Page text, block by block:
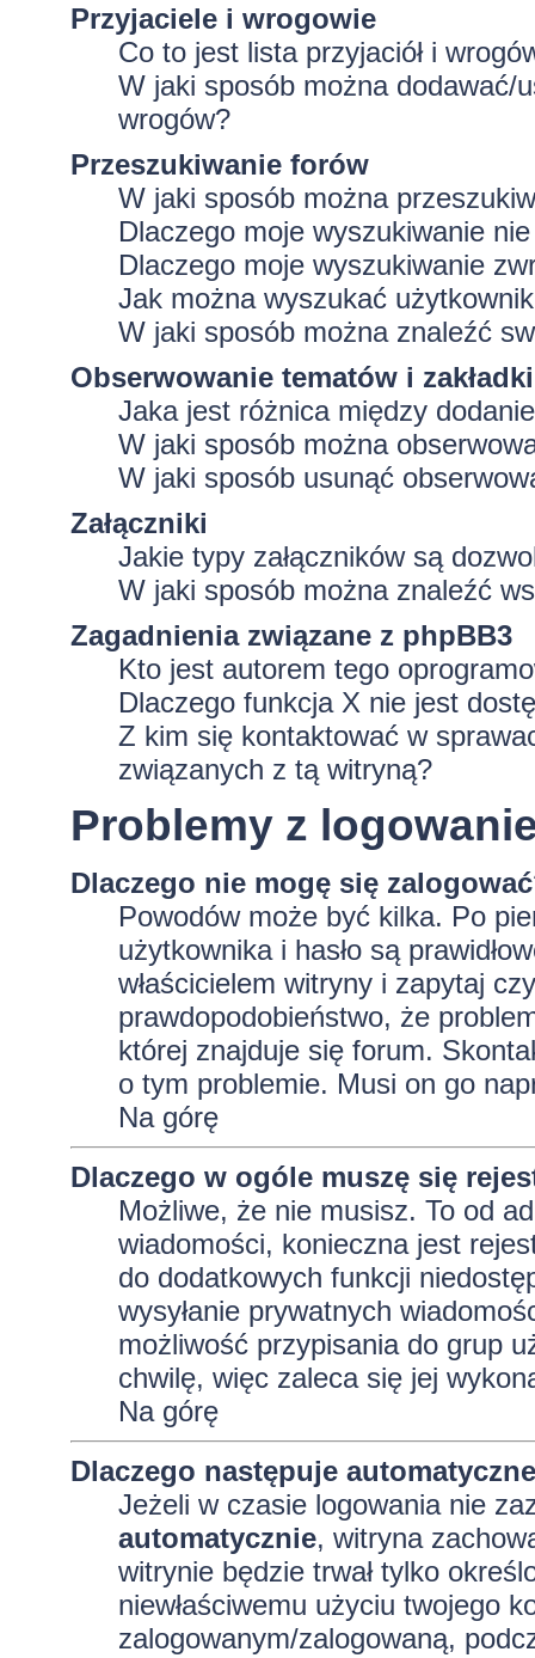
Przyjaciele i wrogowie
Co to jest lista przyjaciół i
W jaki sposób można dodawać/
wrogów?
Przeszukiwanie forów
W jaki sposób można
Dlaczego moje wyszukiwanie
Dlaczego moje wyszukiwanie
Jak można wyszukać
W jaki sposób można znaleźć
Obserwowanie tematów i zakładki
Jaka jest różnica między
W jaki sposób można
W jaki sposób usunąć
Załączniki
Jakie typy załączników są
W jaki sposób można znaleźć
Zagadnienia związane z phpBB3
Kto jest autorem tego
Dlaczego funkcja X nie jest
Z kim się kontaktować w
związanych z tą witryną?
Problemy z
Dlaczego nie mogę się
Powodów może być kilka. Po
użytkownika i hasło są
właścicielem witryny i zapytaj
prawdopodobieństwo, że
której znajduje się forum.
o tym problemie. Musi on go
Na górę
Dlaczego w ogóle muszę się
Możliwe, że nie musisz. To od
wiadomości, konieczna jest
do dodatkowych funkcji
wysyłanie prywatnych
możliwość przypisania do grup
chwilę, więc zaleca się jej
Na górę
Dlaczego następuje
Jeżeli w czasie logowania nie
automatycznie, witryna
witrynie będzie trwał tylko
niewłaściwemu użyciu twojego
zalogowanym/zalogowaną,